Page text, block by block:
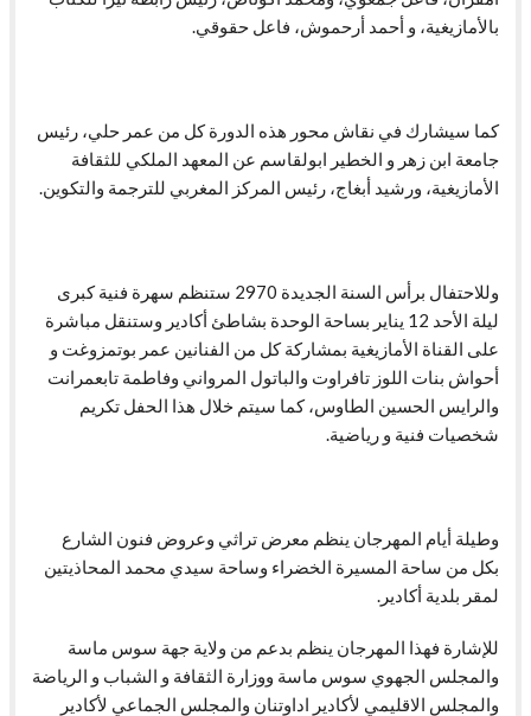
بالأمازيغية، و أحمد أرحموش، فاعل حقوقي.
كما سيشارك في نقاش محور هذه الدورة كل من عمر حلي، رئيس
جامعة ابن زهر و الخطير ابولقاسم عن المعهد الملكي للثقافة
الأمازيغية، ورشيد أبغاج، رئيس المركز المغربي للترجمة والتكوين.
وللاحتفال برأس السنة الجديدة 2970 ستنظم سهرة فنية كبرى
ليلة الأحد 12 يناير بساحة الوحدة بشاطئ أكادير وستنقل مباشرة
على القناة الأمازيغية بمشاركة كل من الفنانين عمر بوتمزوغت و
أحواش بنات اللوز تافراوت والباتول المرواني وفاطمة تابعمرانت
والرايس الحسين الطاوس، كما سيتم خلال هذا الحفل تكريم
شخصيات فنية و رياضية.
وطيلة أيام المهرجان ينظم معرض تراثي وعروض فنون الشارع
بكل من ساحة المسيرة الخضراء وساحة سيدي محمد المحاذيتين
لمقر بلدية أكادير.
للإشارة فهذا المهرجان ينظم بدعم من ولاية جهة سوس ماسة
والمجلس الجهوي سوس ماسة ووزارة الثقافة و الشباب و الرياضة
والمجلس الاقليمي لأكادير اداوتنان والمجلس الجماعي لأكادير